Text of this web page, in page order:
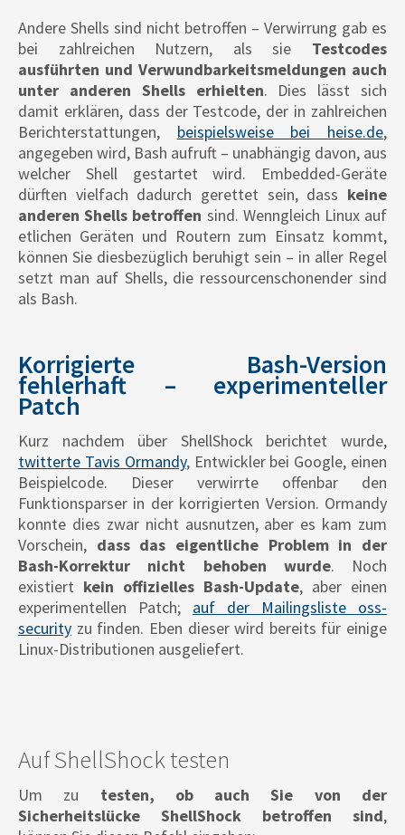
Andere Shells sind nicht betroffen – Verwirrung gab es
bei zahlreichen Nutzern, als sie Testcodes
ausführten und Verwundbarkeitsmeldungen auch
unter anderen Shells erhielten. Dies lässt sich
damit erklären, dass der Testcode, der in zahlreichen
Berichterstattungen, beispielsweise bei heise.de,
angegeben wird, Bash aufruft – unabhängig davon, aus
welcher Shell gestartet wird. Embedded-Geräte
dürften vielfach dadurch gerettet sein, dass keine
anderen Shells betroffen sind. Wenngleich Linux auf
etlichen Geräten und Routern zum Einsatz kommt,
können Sie diesbezüglich beruhigt sein – in aller Regel
setzt man auf Shells, die ressourcenschonender sind
als Bash.
Korrigierte Bash-Version
fehlerhaft – experimenteller
Patch
Kurz nachdem über ShellShock berichtet wurde,
twitterte Tavis Ormandy, Entwickler bei Google, einen
Beispielcode. Dieser verwirrte offenbar den
Funktionsparser in der korrigierten Version. Ormandy
konnte dies zwar nicht ausnutzen, aber es kam zum
Vorschein, dass das eigentliche Problem in der
Bash-Korrektur nicht behoben wurde. Noch
existiert kein offizielles Bash-Update, aber einen
experimentellen Patch; auf der Mailingsliste oss-
security zu finden. Eben dieser wird bereits für einige
Linux-Distributionen ausgeliefert.
Auf ShellShock testen
Um zu testen, ob auch Sie von der
Sicherheitslücke ShellShock betroffen sind,